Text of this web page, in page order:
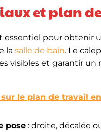
et plan
essentiel pour obtenir
la salle de bain. Le
visibles et garantir
le plan de travail
pose : droite, décalée